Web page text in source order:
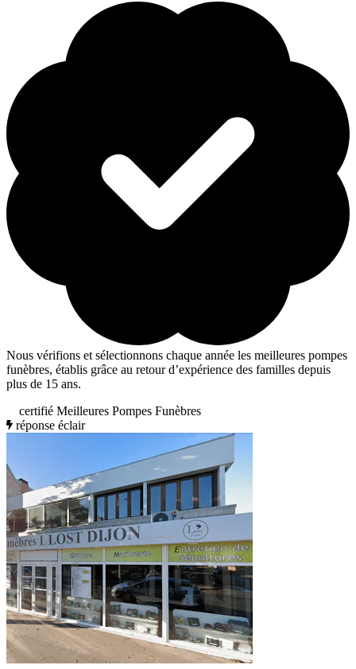
Nous vérifions et sélectionnons chaque année les meilleures pompes
funèbres, établis grâce au retour d’expérience des familles depuis
plus de 15 ans.
certifié Meilleures Pompes Funèbres
réponse éclair